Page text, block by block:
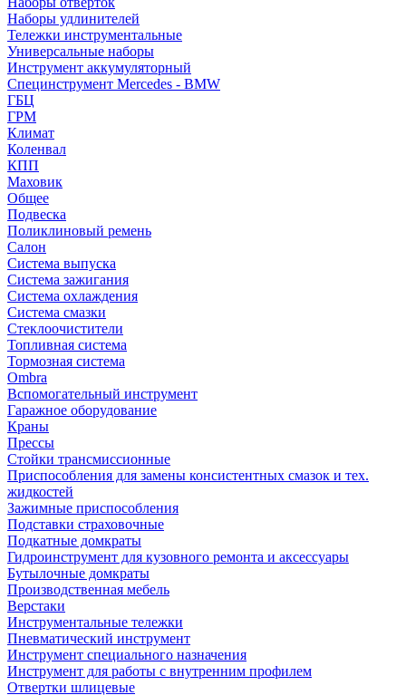
Наборы удлинителей
Тележки инструментальные
Универсальные наборы
Инструмент аккумуляторный
Специнструмент Mercedes - BMW
ГБЦ
ГРМ
Климат
Коленвал
КПП
Маховик
Общее
Подвеска
Поликлиновый ремень
Салон
Система выпуска
Система зажигания
Система охлаждения
Система смазки
Стеклоочистители
Топливная система
Тормозная система
Ombra
Вспомогательный инструмент
Гаражное оборудование
Краны
Прессы
Стойки трансмиссионные
Приспособления для замены консистентных смазок и тех.
жидкостей
Зажимные приспособления
Подставки страховочные
Подкатные домкраты
Гидроинструмент для кузовного ремонта и аксессуары
Бутылочные домкраты
Производственная мебель
Верстаки
Инструментальные тележки
Пневматический инструмент
Инструмент специального назначения
Инструмент для работы с внутренним профилем
Отвертки шлицевые